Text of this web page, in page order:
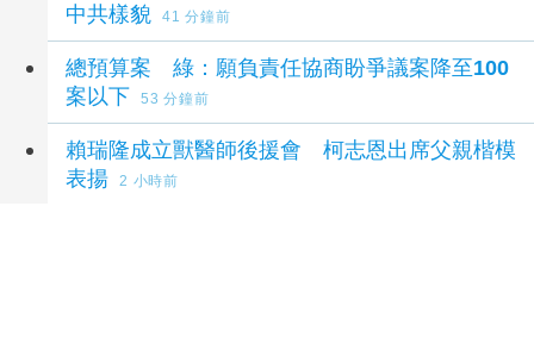
中共樣貌
41 分鐘前
總預算案 綠：願負責任協商盼爭議案降至100
案以下
53 分鐘前
賴瑞隆成立獸醫師後援會 柯志恩出席父親楷模
表揚
2 小時前